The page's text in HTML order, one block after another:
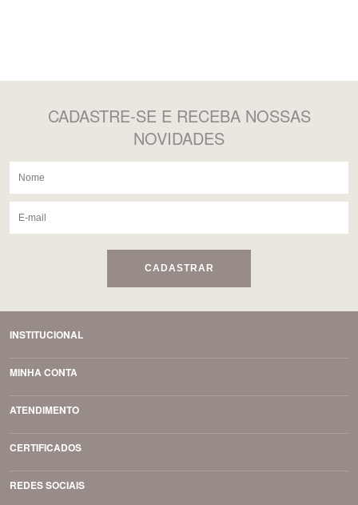
CADASTRE-SE E RECEBA NOSSAS
NOVIDADES
CADASTRAR
INSTITUCIONAL
MINHA CONTA
ATENDIMENTO
CERTIFICADOS
REDES SOCIAIS